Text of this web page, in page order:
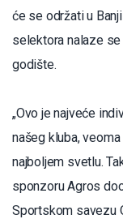
će se održati u
selektora nalaze
godište.
„Ovo je najveće
našeg kluba,
najboljem svetlu.
sponzoru Agros
Sportskom savezu